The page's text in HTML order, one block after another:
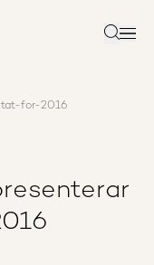
Sök
for-2016